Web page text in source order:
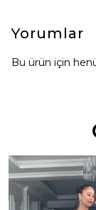
Yorumlar
Bu ürün için